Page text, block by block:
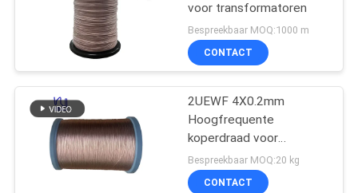
voor transformatoren
Bespreekbaar MOQ:1000 m
CONTACT
2UEWF 4X0.2mm
Hoogfrequente
koperdraad voor
transformatoren
Bespreekbaar MOQ:20 kg
CONTACT